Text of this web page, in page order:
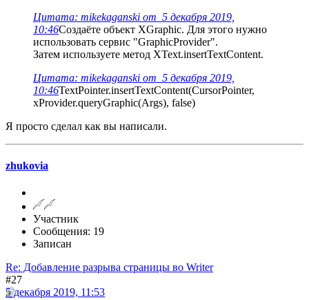
Цитата: mikekaganski от 5 декабря 2019,
10:46Создаёте объект XGraphic. Для этого нужно
использовать сервис "GraphicProvider".
Затем используете метод XText.insertTextContent.
Цитата: mikekaganski от 5 декабря 2019,
10:46TextPointer.insertTextContent(CursorPointer,
xProvider.queryGraphic(Args), false)
Я просто сделал как вы написали.
zhukovia
Участник
Сообщения: 19
Записан
Re: Добавление разрыва страницы во Writer
#27
5 декабря 2019, 11:53